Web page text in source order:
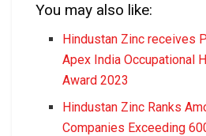
You may also like:
Hindustan Zinc receives
Apex India Occupational
Award 2023
Hindustan Zinc Ranks
Companies Exceeding